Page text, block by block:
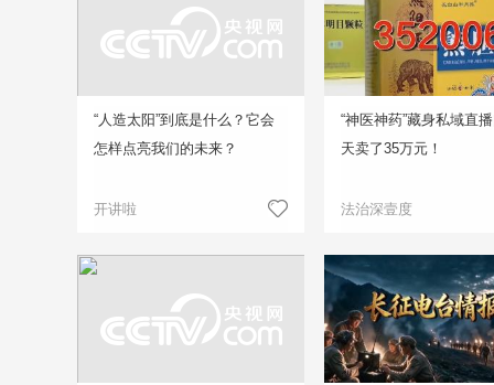
“人造太阳”到底是什么？它会
怎样点亮我们的未来？
开讲啦
“神医神药”藏身私域直
天卖了35万元！
法治深壹度